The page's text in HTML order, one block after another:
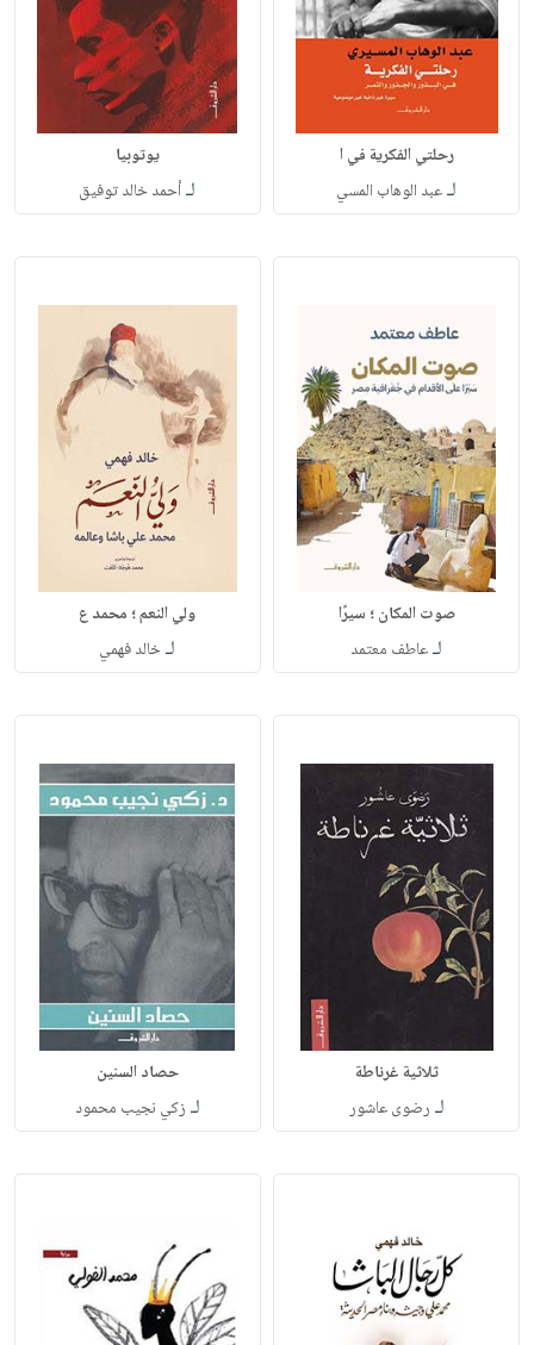
رحلتي الفكرية في ا
لـعبد الوهاب المسي
يوتوبيا
لـأحمد خالد توفيق
صوت المكان ؛ سيرًا
لـعاطف معتمد
ولي النعم ؛ محمد ع
لـخالد فهمي
ثلاثية غرناطة
لـ رضوى عاشور
حصاد السنين
لـ زكي نجيب محمود